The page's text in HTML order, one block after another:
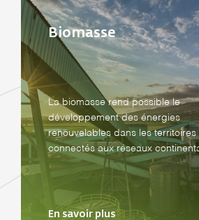
Biomasse
La biomasse rend possible le
développement des énergies
renouvelables dans les territoires
connectés aux réseaux
En savoir plus